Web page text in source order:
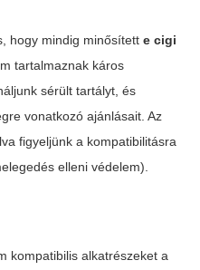
hogy mindig minősített e cigi
tartalmaznak káros
sérült tartályt, és
vonatkozó ajánlásait. Az
figyeljünk a kompatibilitásra
elleni védelem).
kompatibilis alkatrészeket a